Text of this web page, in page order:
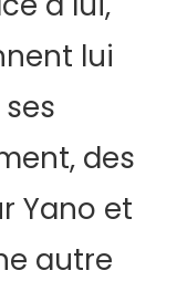
lui
des
Yano et
autre